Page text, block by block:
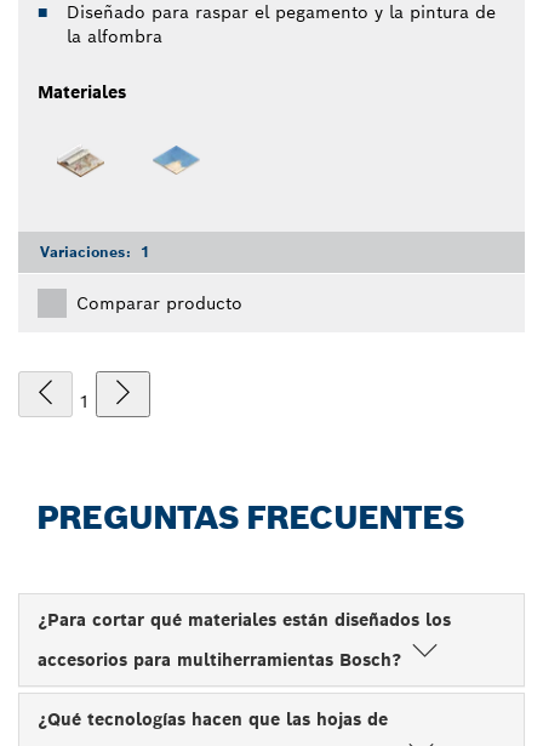
Diseñado para raspar el pegamento y la pintura de
la alfombra
Materiales
Variaciones: 1
Comparar producto
1
PREGUNTAS FRECUENTES
¿Para cortar qué materiales están diseñados los
accesorios para multiherramientas Bosch?
¿Qué tecnologías hacen que las hojas de